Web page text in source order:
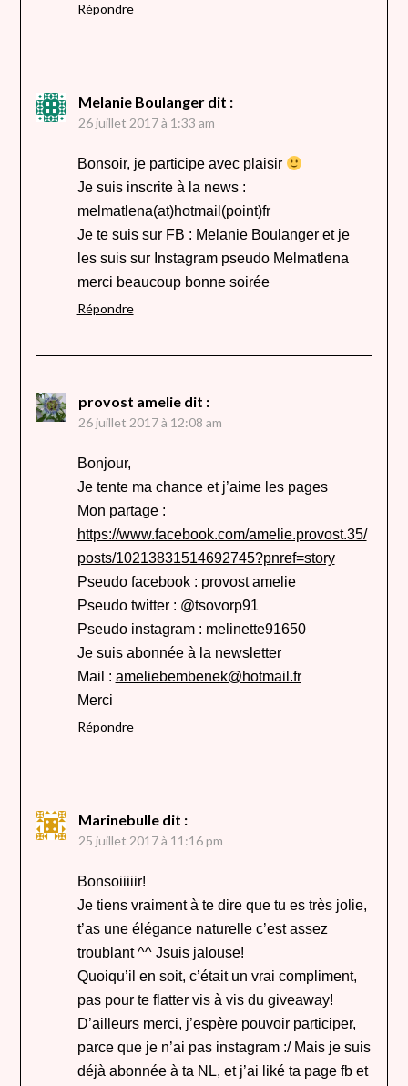
Répondre
Melanie Boulanger dit :
26 juillet 2017 à 1:33 am
Bonsoir, je participe avec plaisir
Je suis inscrite à la news :
melmatlena(at)hotmail(point)fr
Je te suis sur FB : Melanie Boulanger et je
les suis sur Instagram pseudo Melmatlena
merci beaucoup bonne soirée
Répondre
provost amelie dit :
26 juillet 2017 à 12:08 am
Bonjour,
Je tente ma chance et j’aime les pages
Mon partage :
https://www.facebook.com/amelie.provost.35/
posts/10213831514692745?pnref=story
Pseudo facebook : provost amelie
Pseudo twitter : @tsovorp91
Pseudo instagram : melinette91650
Je suis abonnée à la newsletter
Mail : ameliebembenek@hotmail.fr
Merci
Répondre
Marinebulle dit :
25 juillet 2017 à 11:16 pm
Bonsoiiiiir!
Je tiens vraiment à te dire que tu es très jolie,
t’as une élégance naturelle c’est assez
troublant ^^ Jsuis jalouse!
Quoiqu’il en soit, c’était un vrai compliment,
pas pour te flatter vis à vis du giveaway!
D’ailleurs merci, j’espère pouvoir participer,
parce que je n’ai pas instagram :/ Mais je suis
déjà abonnée à ta NL, et j’ai liké ta page fb et